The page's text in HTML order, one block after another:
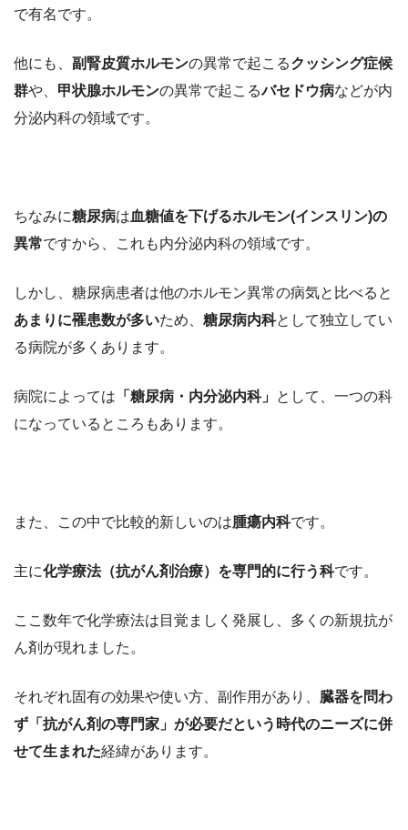
で有名です。
他にも、 副腎皮質ホルモンの異常で起こるクッシング症候
群や、 甲状腺ホルモンの異常で起こるバセドウ病などが内
分泌内科の領域です。
ちなみに糖尿病は血糖値を下げるホルモン(インスリン)の
異常ですから、これも内分泌内科の領域です。
しかし、糖尿病患者は他のホルモン異常の病気と比べると
あまりに罹患数が多いため、 糖尿病内科として独立してい
る病院が多くあります。
病院によっては 「糖尿病・内分泌内科」 として、一つの科
になっているところもあります。
また、この中で比較的新しいのは腫瘍内科です。
主に化学療法（抗がん剤治療）を専門的に行う科です。
ここ数年で化学療法は目覚ましく発展し、多くの新規抗が
ん剤が現れました。
それぞれ固有の効果や使い方、副作用があり、 臓器を問わ
ず「抗がん剤の専門家」が必要だという時代のニーズに併
せて生まれた経緯があります。